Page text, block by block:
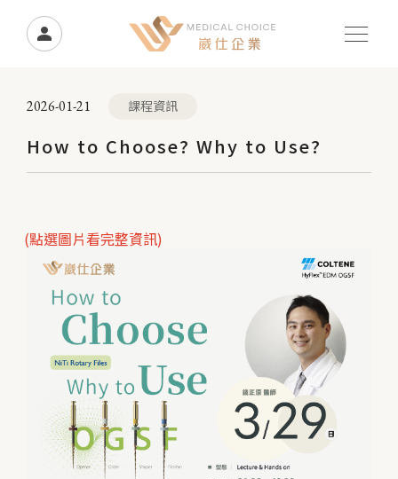
2026-01-21 課程資訊
How to Choose? Why to Use?
(點選圖片看完整資訊)